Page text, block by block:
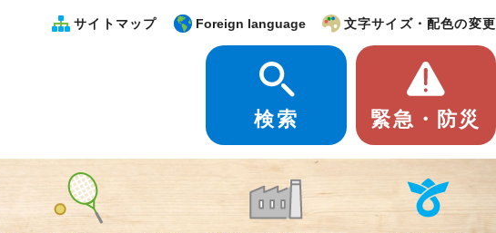
サイトマップ Foreign language 文字サイズ・配色の変更
検索 緊急・防災